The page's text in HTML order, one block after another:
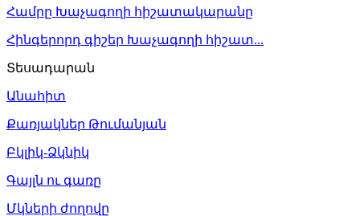
Համրը Խաչագողի հիշատակարանը
Հինգերորդ գիշեր Խաչագողի հիշատ...
Տեսադարան
Անահիտ
Քառյակներ Թումանյան
Բկլիկ-Ձկնիկ
Գայլն ու գառը
Մկների ժողովը